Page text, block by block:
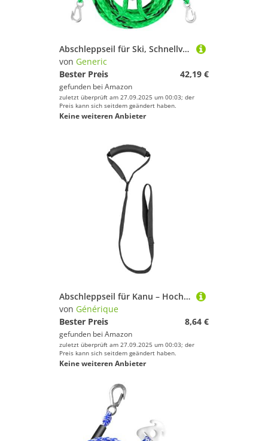
Geschlecht
Abschleppseil für Ski, Schnellverbindung für Abschleppkabel von Booten – Traktionsrohr für Wassersport mit 4-Sitzer-Anschluss für leidenschaftliche Anfänger
von Generic
Bester Preis
42,19 €
gefunden bei Amazon
zuletzt überprüft am 27.09.2025 um 00:03; der
Preis kann sich seitdem geändert haben.
Keine weiteren Anbieter
Abschleppseil für Kanu – Hochspannungs-Zugseil, verstellbare Länge – sofortiger Stabilisierungsgriff, sportliche Sicherheitsvorrichtung
von Générique
Bester Preis
8,64 €
gefunden bei Amazon
zuletzt überprüft am 27.09.2025 um 00:03; der
Preis kann sich seitdem geändert haben.
Keine weiteren Anbieter